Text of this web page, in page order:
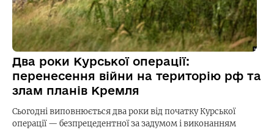
Два роки Курської операції:
перенесення війни на територію рф та
злам планів Кремля
Сьогодні виповнюється два роки від початку Курської
операції — безпрецедентної за задумом і виконанням